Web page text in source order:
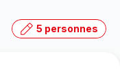
5 personnes